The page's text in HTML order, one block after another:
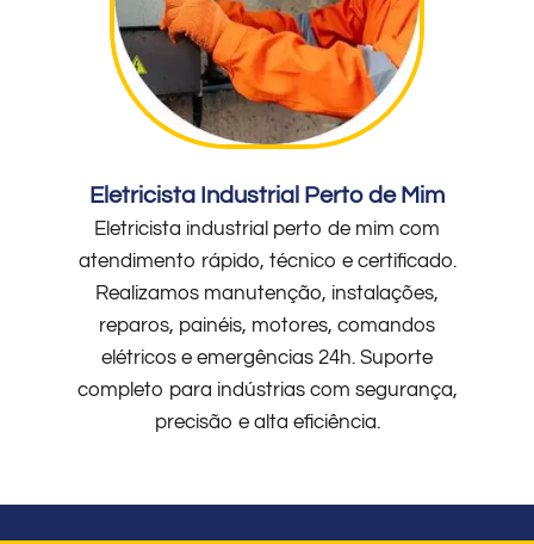
Eletricista Industrial Perto de Mim
Eletricista industrial perto de mim com
atendimento rápido, técnico e certificado.
Realizamos manutenção, instalações,
reparos, painéis, motores, comandos
elétricos e emergências 24h. Suporte
completo para indústrias com segurança,
precisão e alta eficiência.